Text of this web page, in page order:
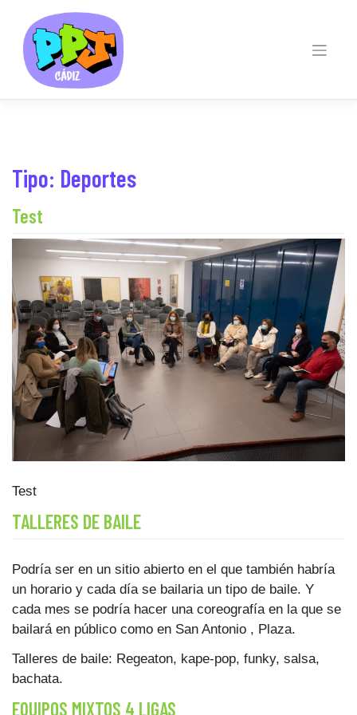
content
Tipo: Deportes
Test
Test
TALLERES DE BAILE
Podría ser en un sitio abierto en el que también habría
un horario y cada día se bailaria un tipo de baile. Y
cada mes se podría hacer una coreografía en la que se
bailará en público como en San Antonio , Plaza.
Talleres de baile: Regeaton, kape-pop, funky, salsa,
bachata.
EQUIPOS MIXTOS 4 LIGAS